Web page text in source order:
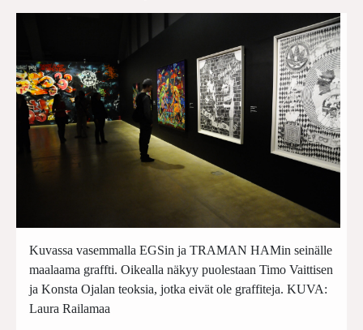
Kuvassa vasemmalla EGSin ja TRAMAN HAMin seinälle
maalaama graffti. Oikealla näkyy puolestaan Timo Vaittisen
ja Konsta Ojalan teoksia, jotka eivät ole graffiteja. KUVA:
Laura Railamaa